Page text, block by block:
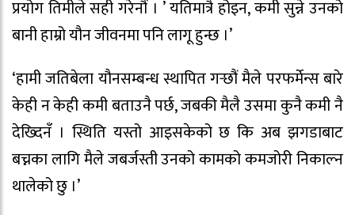
प्रयोग तिमीले सही गरेनौं । ’ यतिमात्रै होइन, कमी सुन्ने उनको
बानी हाम्रो यौन जीवनमा पनि लागू हुन्छ ।’
‘हामी जतिबेला यौनसम्बन्ध स्थापित गर्‍छौं मैले परफर्मेन्स बारे
केही न केही कमी बताउनै पर्छ, जबकी मैलै उसमा कुनै कमी नै
देख्दिनँ । स्थिति यस्तो आइसकेको छ कि अब झगडाबाट
बच्नका लागि मैले जबर्जस्ती उनको कामको कमजोरी निकाल्न
थालेको छु ।’